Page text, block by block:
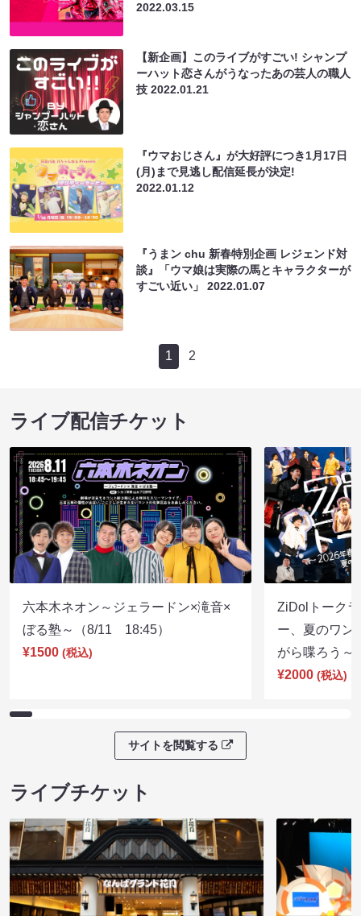
2022.03.15
【新企画】このライブがすごい! シャンプ
ーハット恋さんがうなったあの芸人の職人
技2022.01.21
『ウマおじさん』が大好評につき1月17日
(月)まで見逃し配信延長が決定!
2022.01.12
『うまン chu 新春特別企画 レジェンド対
談』「ウマ娘は実際の馬とキャラクターが
すごい近い」2022.01.07
1 2
ライブ配信チケット
六本木ネオン～ジェラードン×滝音×
ぼる塾～（8/11 18:45）
¥1500 (税込)
ZiDolトーク
ー、夏のワン
がら喋ろう
¥2000 (税込)
サイトを閲覧する
ライブチケット